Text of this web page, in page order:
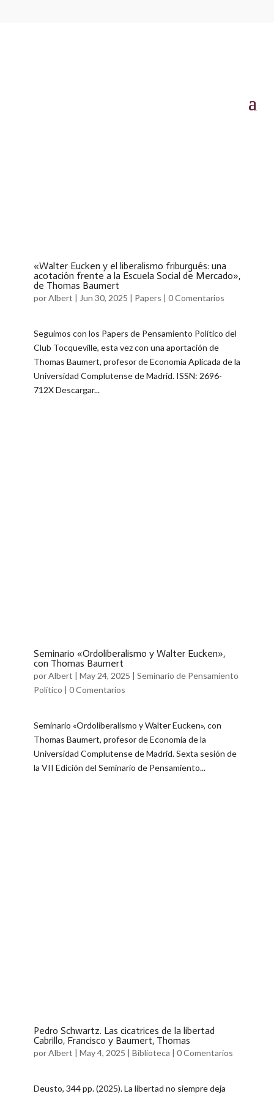
«Walter Eucken y el liberalismo friburgués: una
acotación frente a la Escuela Social de Mercado»,
de Thomas Baumert
porAlbert | Jun 30, 2025 | Papers | 0 Comentarios
Seguimos con los Papers de Pensamiento Político del
Club Tocqueville, esta vez con una aportación de
Thomas Baumert, profesor de Economía Aplicada de la
Universidad Complutense de Madrid. ISSN: 2696-
712X Descargar...
Seminario «Ordoliberalismo y Walter Eucken»,
con Thomas Baumert
porAlbert | May 24, 2025 | Seminario de Pensamiento
Político | 0 Comentarios
Seminario «Ordoliberalismo y Walter Eucken», con
Thomas Baumert, profesor de Economía de la
Universidad Complutense de Madrid. Sexta sesión de
la VII Edición del Seminario de Pensamiento...
Pedro Schwartz. Las cicatrices de la libertad
Cabrillo, Francisco y Baumert, Thomas
porAlbert | May 4, 2025 | Biblioteca | 0 Comentarios
Deusto, 344 pp. (2025). La libertad no siempre deja